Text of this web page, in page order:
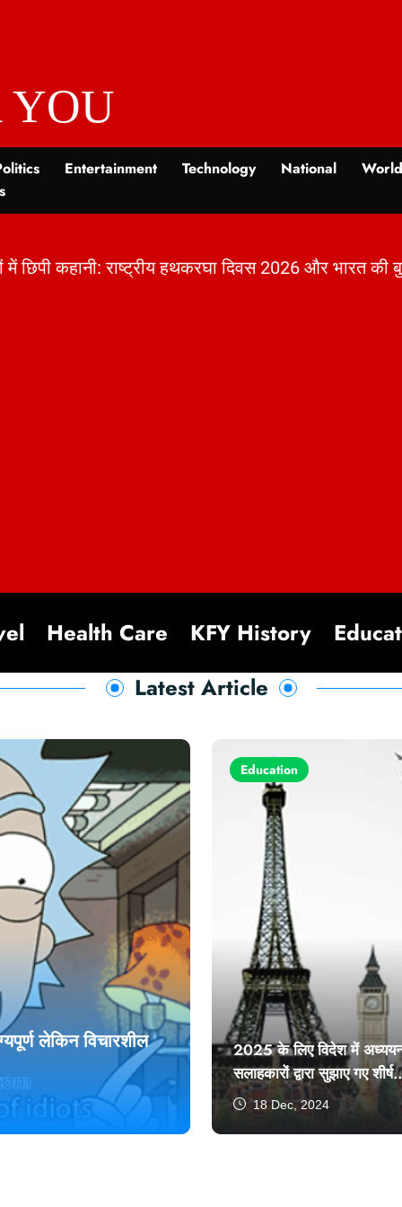
YOU
Entertainment Technology National World
राष्ट्रीय हथकरघा दिवस 2026 और भारत की बुनाई
Health Care KFY History
Latest Article
लेकिन विचारशील
Education
2025 के लिए विदेश में
सलाहकारों द्वारा सुझाए गए शीर्ष
स्थान #TopDestinations
18 Dec, 2024